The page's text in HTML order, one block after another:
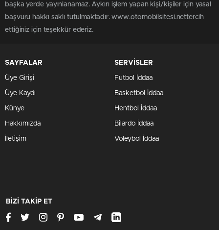
başka yerde yayınlanamaz. Aykırı işlem yapan kişi/kişiler için yasal
başvuru hakkı saklı tutulmaktadır. www.otomobilsitesi.nettercih
ettiğiniz için teşekkür ederiz.
SAYFALAR
Üye Girişi
Üye Kaydı
Künye
Hakkımızda
İletişim
SERVİSLER
Futbol İddaa
Basketbol İddaa
Hentbol İddaa
Bilardo İddaa
Voleybol İddaa
BİZİ TAKİP ET